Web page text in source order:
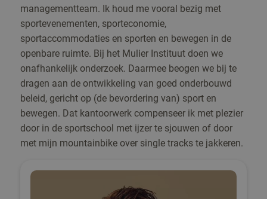
managementteam. Ik houd me vooral bezig met
sportevenementen, sporteconomie,
sportaccommodaties en sporten en bewegen in de
openbare ruimte. Bij het Mulier Instituut doen we
onafhankelijk onderzoek. Daarmee beogen we bij te
dragen aan de ontwikkeling van goed onderbouwd
beleid, gericht op (de bevordering van) sport en
bewegen. Dat kantoorwerk compenseer ik met plezier
door in de sportschool met ijzer te sjouwen of door
met mijn mountainbike over single tracks te jakkeren.